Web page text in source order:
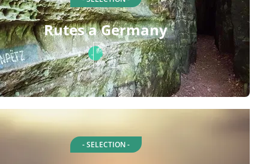
Rutes a Germany
- SELECTION -